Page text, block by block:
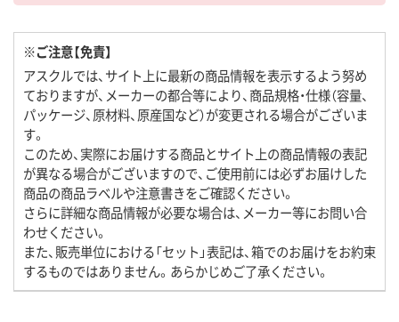
※ご注意【免責】
アスクルでは、サイト上に最新の商品情報を表示するよう努め
ておりますが、メーカーの都合等により、商品規格・仕様（容量、
パッケージ、原材料、原産国など）が変更される場合がございま
す。
このため、実際にお届けする商品とサイト上の商品情報の表記
が異なる場合がございますので、ご使用前には必ずお届けした
商品の商品ラベルや注意書きをご確認ください。
さらに詳細な商品情報が必要な場合は、メーカー等にお問い合
わせください。
また、販売単位における「セット」表記は、箱でのお届けをお約束
するものではありません。あらかじめご了承ください。